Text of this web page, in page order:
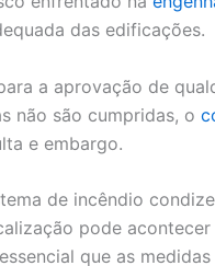
das edificações.
a aprovação de
não são cumpridas, o
e embargo.
de incêndio
pode
que as